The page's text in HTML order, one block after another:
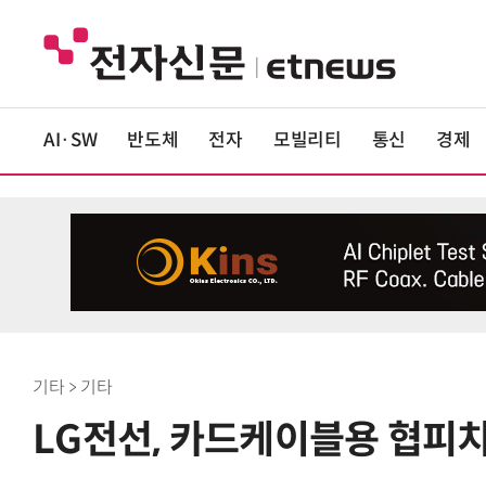
AI·SW 반도체 전자 모빌리티 통신 경제
기타 > 기타
LG전선, 카드케이블용 협피